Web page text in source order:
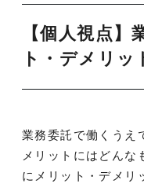
【個人視点】
ト・デメリッ
業務委託で働くうえ
メリットにはどんな
にメリット・デメリ